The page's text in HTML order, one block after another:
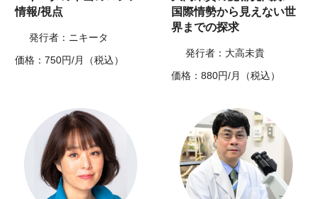
情報/視点
発行者：ニキータ
価格：750円/月（税込）
国際情勢から見えない世
界までの探求
発行者：大高未貴
価格：880円/月（税込）